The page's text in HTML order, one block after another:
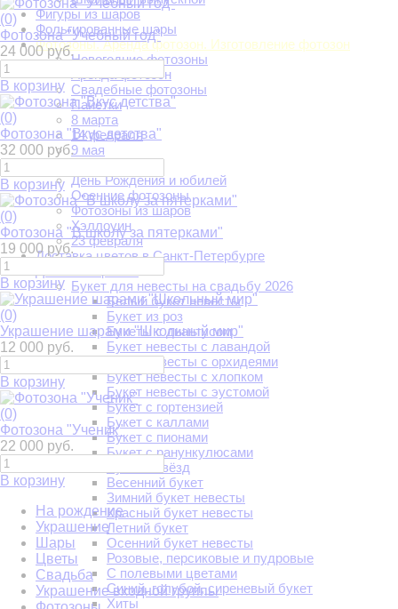
Фигуры из шаров
Фольгированные шары
Фотозоны. Аренда фотозон. Изготовление фотозон
Новогодние фотозоны
Аренда фотозон
Свадебные фотозоны
Пайетки
8 марта
14 февраля
9 мая
День Рождения и юбилей
Осенние фотозоны
Фотозоны из шаров
Хэллоуин
23 февраля
Доставка цветов в Санкт-Петербурге
Букет для невесты на свадьбу 2026
Белый букет невесты
Букет из роз
Букеты с диантусом
Букет невесты с лавандой
Букет невесты с орхидеями
Букет невесты с хлопком
Букет невесты с эустомой
Букет с гортензией
Букет с каллами
Букет с пионами
Букет с ранункулюсами
Букеты звёзд
Весенний букет
Зимний букет невесты
Красный букет невесты
Летний букет
Осенний букет невесты
Розовые, персиковые и пудровые
С полевыми цветами
Синий, голубой, сиреневый букет
Хиты
(0)
Фотозона "Учебный год"
24 000 руб.
В корзину
(0)
Фотозона "Вкус детства"
32 000 руб.
В корзину
(0)
Фотозона "В школу за пятерками"
19 000 руб.
В корзину
(0)
Украшение шарами "Школьный мир"
12 000 руб.
В корзину
(0)
Фотозона "Ученик"
22 000 руб.
В корзину
На рождение
Украшение
Шары
Цветы
Свадьба
Украшение входной группы